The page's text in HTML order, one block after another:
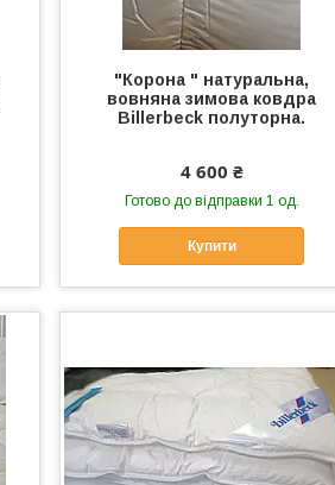
"Корона " натуральна,
вовняна зимова ковдра
Billerbeck полуторна.
4 600 ₴
Готово до відправки 1 од.
Купити